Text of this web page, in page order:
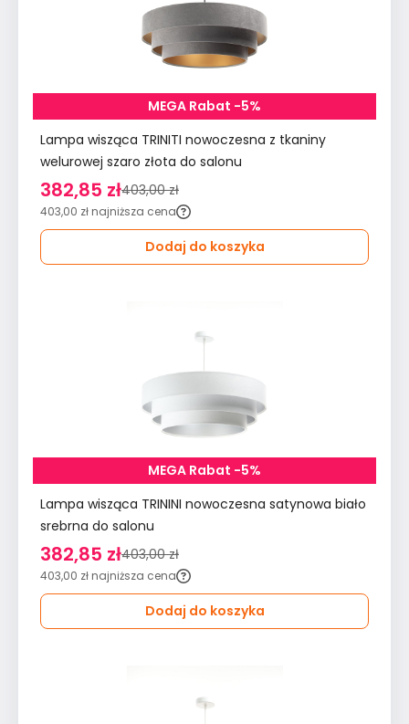
MEGA Rabat -5%
Lampa wisząca TRINITI nowoczesna z tkaniny
welurowej szaro złota do salonu
382,85 zł403,00 zł
403,00 zł najniższa cena
Dodaj do koszyka
MEGA Rabat -5%
Lampa wisząca TRININI nowoczesna satynowa biało
srebrna do salonu
382,85 zł403,00 zł
403,00 zł najniższa cena
Dodaj do koszyka